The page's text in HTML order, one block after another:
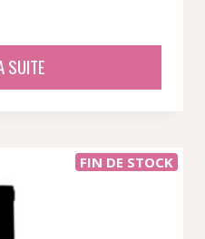
SUITE
FIN DE STOCK